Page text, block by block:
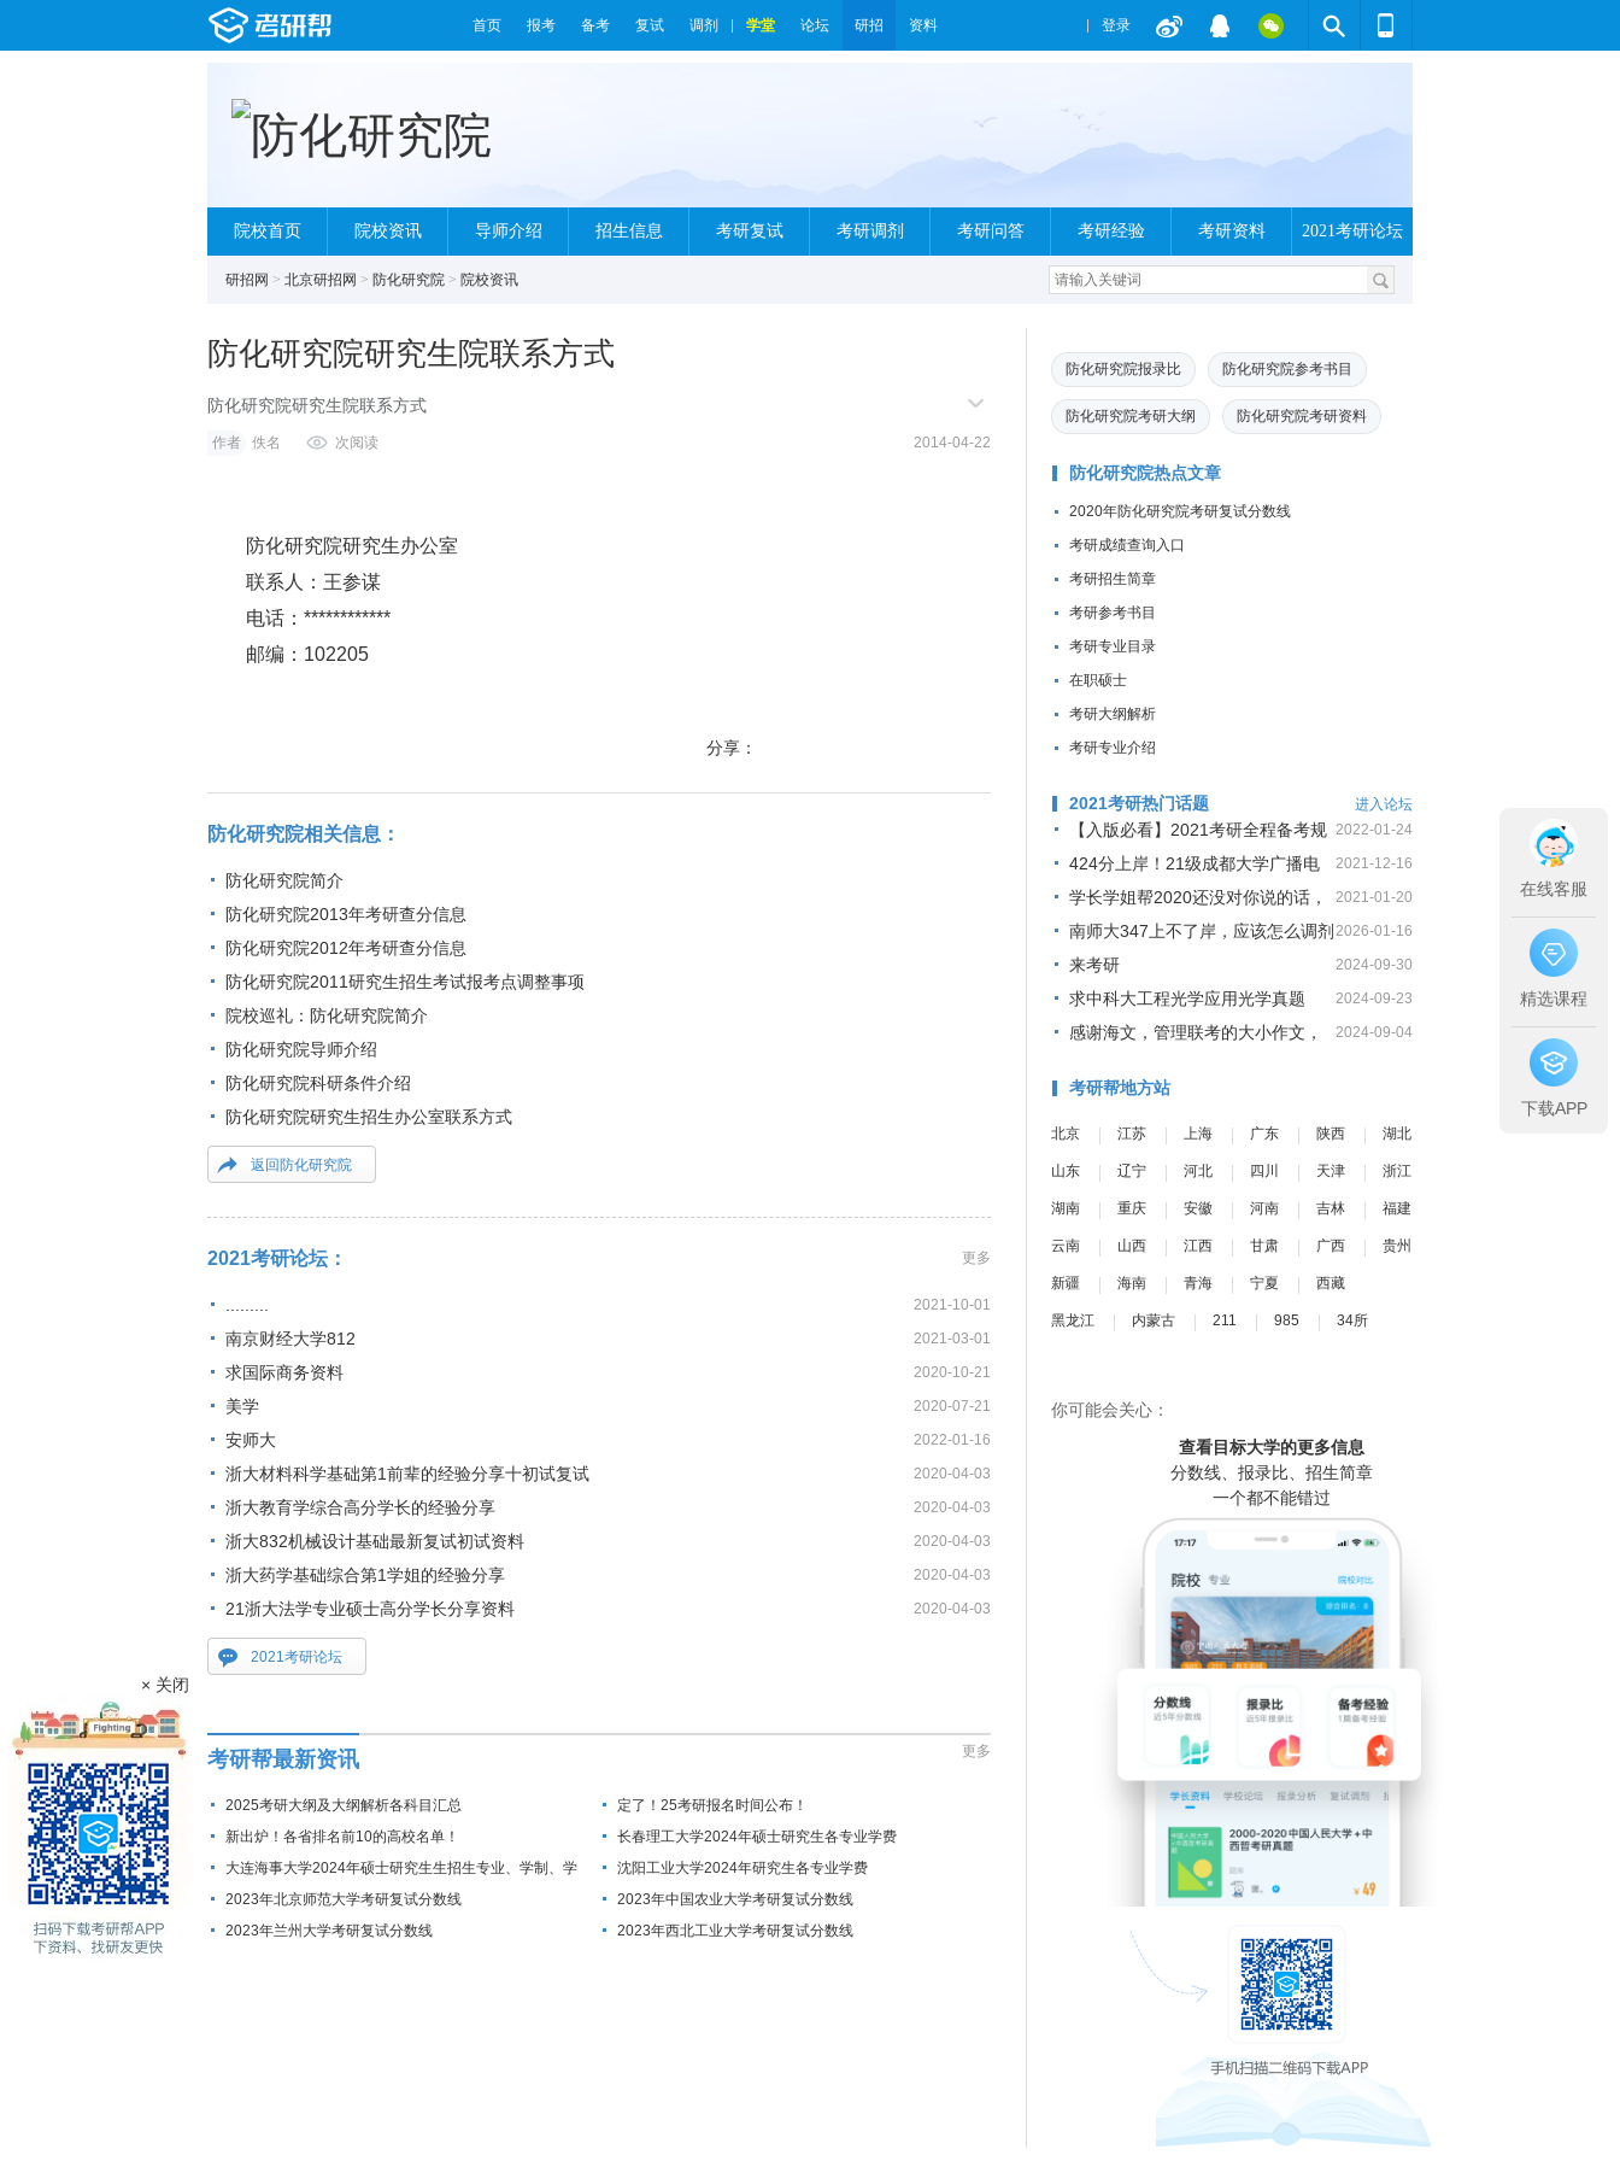
首页 报考 备考 复试 调剂 学堂 论坛 研招 资料 登录
院校首页 院校资讯 导师介绍 招生信息 考研复试 考研调剂 考研问答 考研经验 考研资料 2021考研论坛
研招网 > 北京研招网 > 防化研究院 > 院校资讯
防化研究院研究生院联系方式
防化研究院研究生院联系方式
作者 佚名 次阅读 2014-04-22
防化研究院研究生办公室
联系人：王参谋
电话：************
邮编：102205
分享：
防化研究院相关信息：
防化研究院简介
防化研究院2013年考研查分信息
防化研究院2012年考研查分信息
防化研究院2011研究生招生考试报考点调整事项
院校巡礼：防化研究院简介
防化研究院导师介绍
防化研究院科研条件介绍
防化研究院研究生招生办公室联系方式
返回防化研究院
2021考研论坛： 更多
2021-10-01
2021-03-01
南京财经大学812
2020-10-21
求国际商务资料
2020-07-21
美学
2022-01-16
安师大
2020-04-03
浙大材料科学基础第1前辈的经验分享十初试复试
2020-04-03
浙大教育学综合高分学长的经验分享
2020-04-03
浙大832机械设计基础最新复试初试资料
2020-04-03
浙大药学基础综合第1学姐的经验分享
2020-04-03
21浙大法学专业硕士高分学长分享资料
2021考研论坛
考研帮最新资讯 更多
2025考研大纲及大纲解析各科目汇总
定了！25考研报名时间公布！
新出炉！各省排名前10的高校名单！
长春理工大学2024年硕士研究生各专业学费
大连海事大学2024年硕士研究生生招生专业、学制、学
费标准及拟招生人数
沈阳工业大学2024年研究生各专业学费
2023年北京师范大学考研复试分数线
2023年中国农业大学考研复试分数线
2023年兰州大学考研复试分数线
2023年西北工业大学考研复试分数线
防化研究院报录比 防化研究院参考书目
防化研究院考研大纲 防化研究院考研资料
防化研究院热点文章
2020年防化研究院考研复试分数线
考研成绩查询入口
考研招生简章
考研参考书目
考研专业目录
在职硕士
考研大纲解析
考研专业介绍
2021考研热门话题
进入论坛
2022-01-24
【入版必看】2021考研全程备考规
划！
2021-12-16
424分上岸！21级成都大学广播电
视第1名三跨二战上岸经
2021-01-20
学长学姐帮2020还没对你说的话，
今天这就告诉你
2026-01-16
南师大347上不了岸，应该怎么调剂
2024-09-30
来考研
2024-09-23
求中科大工程光学应用光学真题
2024-09-04
感谢海文，管理联考的大小作文，
考研帮地方站
北京 江苏 上海 广东 陕西 湖北
山东 辽宁 河北 四川 天津 浙江
湖南 重庆 安徽 河南 吉林 福建
云南 山西 江西 甘肃 广西 贵州
新疆 海南 青海 宁夏 西藏
黑龙江 内蒙古 211 985 34所
你可能会关心：
查看目标大学的更多信息
分数线、报录比、招生简章
一个都不能错过
× 关闭
在线客服
精选课程
下载APP